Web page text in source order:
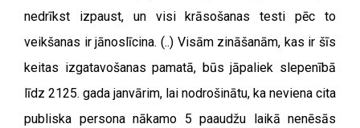
nedrīkst izpaust, un visi krāsošanas testi pēc to
veikšanas ir jānoslīcina. (..) Visām zināšanām, kas ir šīs
keitas izgatavošanas pamatā, būs jāpaliek slepenībā
līdz 2125. gada janvārim, lai nodrošinātu, ka neviena cita
publiska persona nākamo 5 paaudžu laikā nenēsās